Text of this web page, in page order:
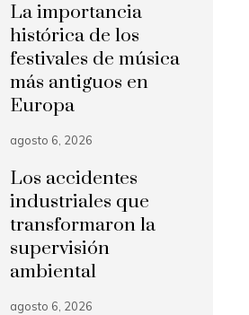
La importancia
histórica de los
festivales de música
más antiguos en
Europa
agosto 6, 2026
Los accidentes
industriales que
transformaron la
supervisión
ambiental
agosto 6, 2026